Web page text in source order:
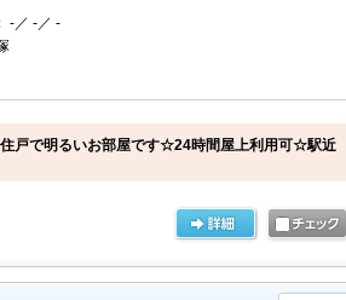
-／ -／ -
戸で明るいお部屋です☆24時間屋上利用可☆駅近